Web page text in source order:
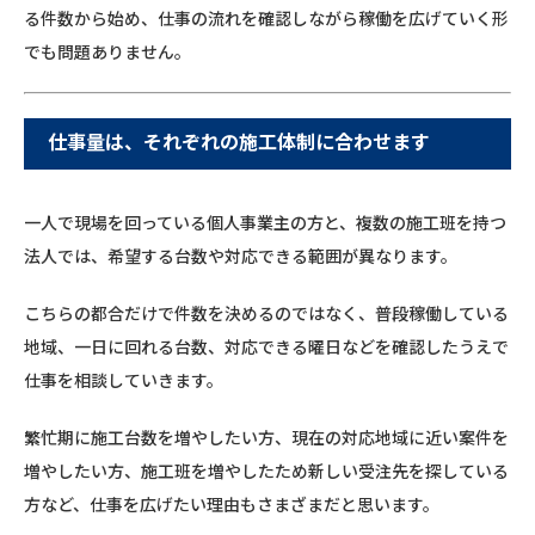
る件数から始め、仕事の流れを確認しながら稼働を広げていく形
でも問題ありません。
仕事量は、それぞれの施工体制に合わせます
一人で現場を回っている個人事業主の方と、複数の施工班を持つ
法人では、希望する台数や対応できる範囲が異なります。
こちらの都合だけで件数を決めるのではなく、普段稼働している
地域、一日に回れる台数、対応できる曜日などを確認したうえで
仕事を相談していきます。
繁忙期に施工台数を増やしたい方、現在の対応地域に近い案件を
増やしたい方、施工班を増やしたため新しい受注先を探している
方など、仕事を広げたい理由もさまざまだと思います。